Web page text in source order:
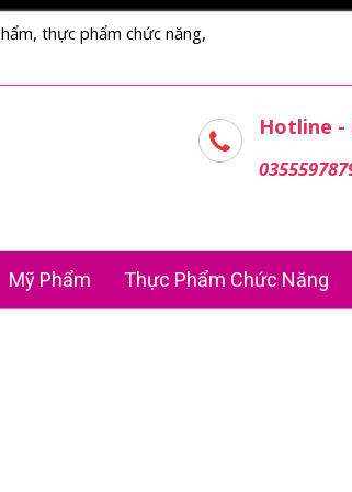
thực phẩm chức năng,
Hotline -
Mỹ Phẩm Thực Phẩm Chức Năng